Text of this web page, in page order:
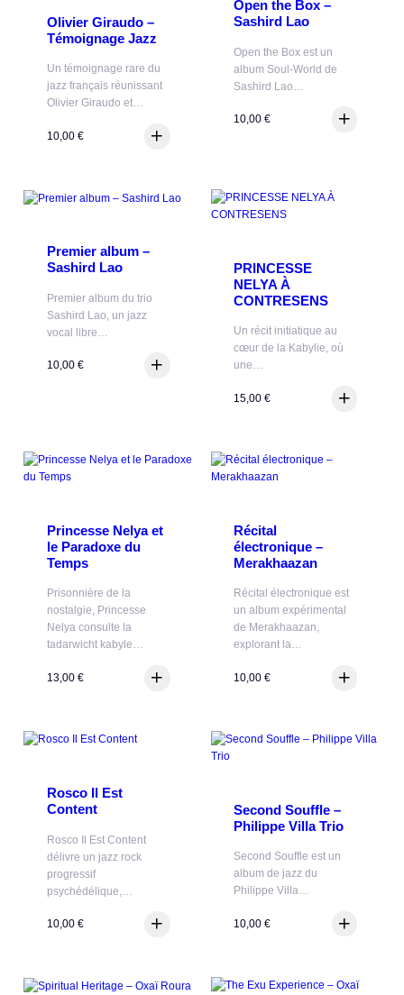
Olivier Giraudo –
Témoignage Jazz
Un témoignage rare du
jazz français réunissant
Olivier Giraudo et…
10,00 €
Open the Box –
Sashird Lao
Open the Box est un
album Soul-World de
Sashird Lao…
10,00€
Premier album –
Sashird Lao
Premier album du trio
Sashird Lao, un jazz
vocal libre…
10,00 €
PRINCESSE
NELYA À
CONTRESENS
Un récit initiatique au
cœur de la Kabylie, où
une…
15,00€
Princesse Nelya et
le Paradoxe du
Temps
Prisonnière de la
nostalgie, Princesse
Nelya consulte la
tadarwicht kabyle…
13,00 €
Récital
électronique –
Merakhaazan
Récital électronique est
un album expérimental
de Merakhaazan,
explorant la…
10,00€
Rosco Il Est
Content
Rosco Il Est Content
délivre un jazz rock
progressif
psychédélique,…
10,00 €
Second Souffle –
Philippe Villa Trio
Second Souffle est un
album de jazz du
Philippe Villa…
10,00€